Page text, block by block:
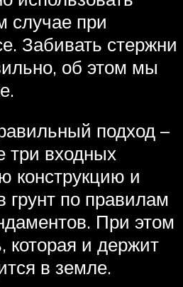
случае при
Забивать стержни
об этом мы
подход –
три входных
конструкцию и
грунт по правилам
При этом
которая и держит
в земле.